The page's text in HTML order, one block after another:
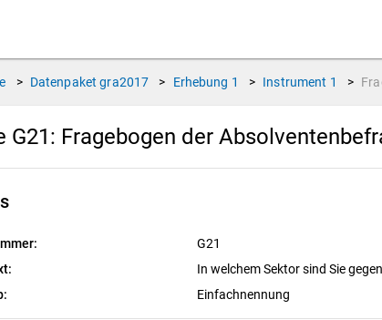
> Datenpaket gra2017 > Erhebung 1 > Instrument 1 >
G21: Fragebogen der
G21
In welchem Sektor sind Sie
Einfachnennung